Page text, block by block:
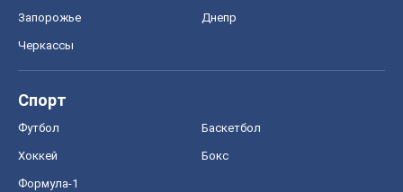
Запорожье Днепр
Черкассы
Спорт
Футбол Баскетбол
Хоккей Бокс
Формула-1